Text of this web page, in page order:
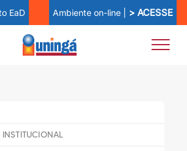
EaD Ambiente on-line | > ACESSE
INSTITUCIONAL